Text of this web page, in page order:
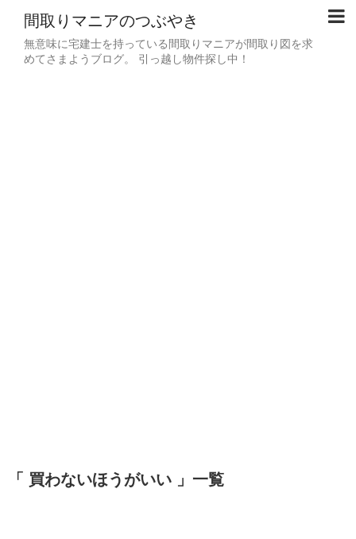
間取りマニアのつぶやき
無意味に宅建士を持っている間取りマニアが間取り図を求
めてさまようブログ。 引っ越し物件探し中！
「 買わないほうがいい 」一覧